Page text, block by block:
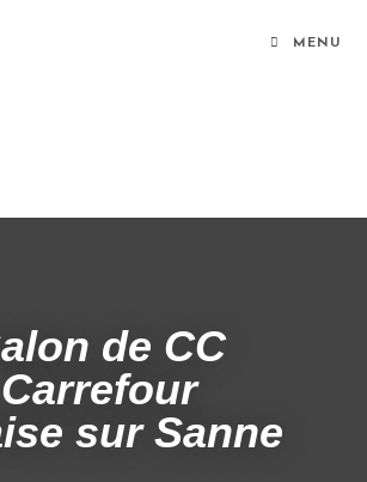
MENU
de CC
Carrefour
sur Sanne